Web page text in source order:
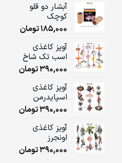
آبشار دو قلو
کوچک
185,000تومان
آویز کاغذی
اسب تک شاخ
390,000تومان
آویز کاغذی
اسپایدرمن
390,000تومان
آویز کاغذی
اونجرز
390,000تومان